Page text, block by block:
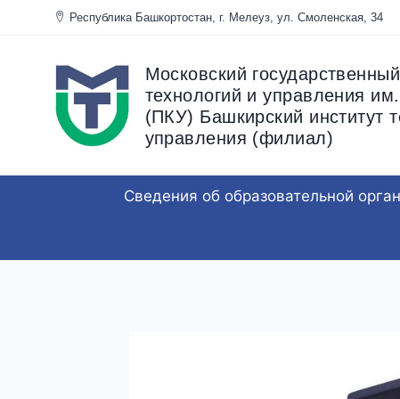
Перейти
Республика Башкортостан, г. Мелеуз, ул.
Московский
технологий и управления
(ПКУ) Башкирский институт
управления (филиал)
Сведения об образовательной